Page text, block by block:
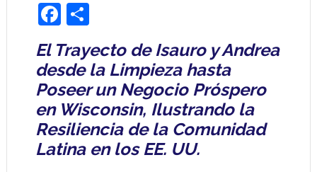
Facebook
Share
El Trayecto de Isauro y Andrea
desde la Limpieza hasta
Poseer un Negocio Próspero
en Wisconsin, Ilustrando la
Resiliencia de la Comunidad
Latina en los EE. UU.